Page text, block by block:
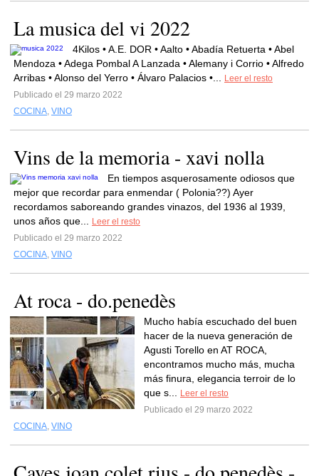
La musica del vi 2022
4Kilos • A.E. DOR • Aalto • Abadía Retuerta • Abel
Mendoza • Adega Pombal A Lanzada • Alemany i Corrio • Alfredo
Arribas • Alonso del Yerro • Álvaro Palacios •...
Leer el resto
Publicado el 29 marzo 2022
COCINA, VINO
Vins de la memoria - xavi nolla
En tiempos asquerosamente odiosos que
mejor que recordar para enmendar ( Polonia??) Ayer
recordamos saboreando grandes vinazos, del 1936 al 1939,
unos años que...
Leer el resto
Publicado el 29 marzo 2022
COCINA, VINO
At roca - do.penedès
Mucho había escuchado del buen
hacer de la nueva generación de
Agusti Torello en AT ROCA,
encontramos mucho más, mucha
más finura, elegancia terroir de lo
que s...
Leer el resto
Publicado el 29 marzo 2022
COCINA, VINO